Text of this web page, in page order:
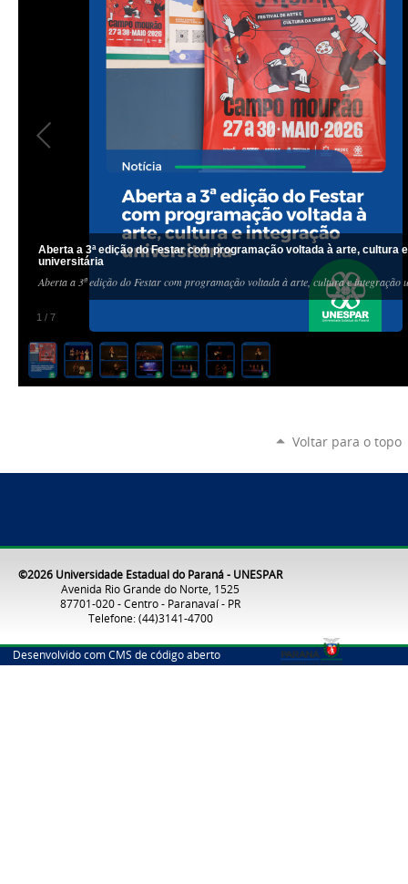
1 / 7
Aberta a 3ª edição do Festar com programação voltada à arte, cultura
universitária
Aberta a 3ª edição do Festar com programação voltada à arte, cultura e integração
Voltar para o topo
©2026 Universidade Estadual do Paraná - UNESPAR
Avenida Rio Grande do Norte, 1525
87701-020 - Centro - Paranavaí - PR
Telefone: (44)3141-4700
Desenvolvido com CMS de código aberto